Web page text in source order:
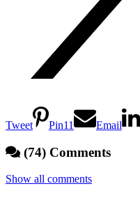
Tweet Pin11 Email
(74) Comments
Show all comments